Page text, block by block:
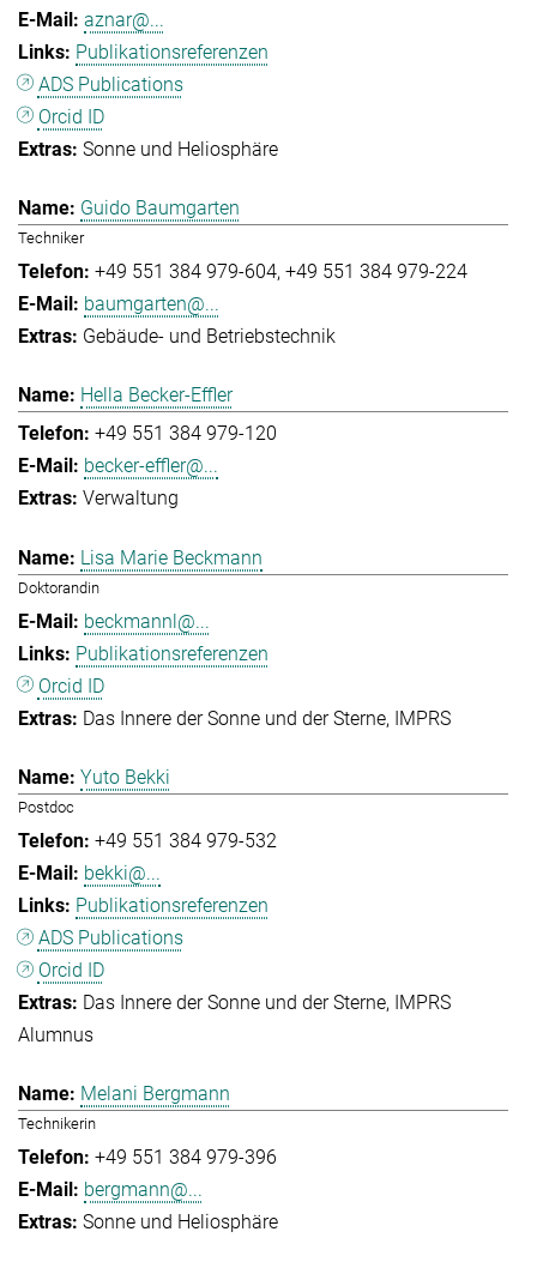
aznar@...
Publikationsreferenzen
ADS Publications
Orcid ID
Sonne und Heliosphäre
Guido Baumgarten
Techniker
+49 551 384 979-604 +49 551 384 979-224
baumgarten@...
Gebäude- und Betriebstechnik
Hella Becker-Effler
+49 551 384 979-120
becker-effler@...
Verwaltung
Lisa Marie Beckmann
Doktorandin
beckmannl@...
Publikationsreferenzen
Orcid ID
Das Innere der Sonne und der Sterne IMPRS
Yuto Bekki
Postdoc
+49 551 384 979-532
bekki@...
Publikationsreferenzen
ADS Publications
Orcid ID
Das Innere der Sonne und der Sterne IMPRS
Alumnus
Melani Bergmann
Technikerin
+49 551 384 979-396
bergmann@...
Sonne und Heliosphäre